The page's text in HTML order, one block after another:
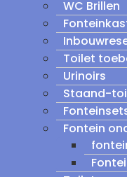
WC Brillen
Toilet
Urinoirs
Staand-
Fontein